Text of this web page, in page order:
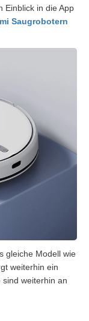
Einblick in die App
Saugrobotern
gleiche Modell wie
weiterhin ein
weiterhin an